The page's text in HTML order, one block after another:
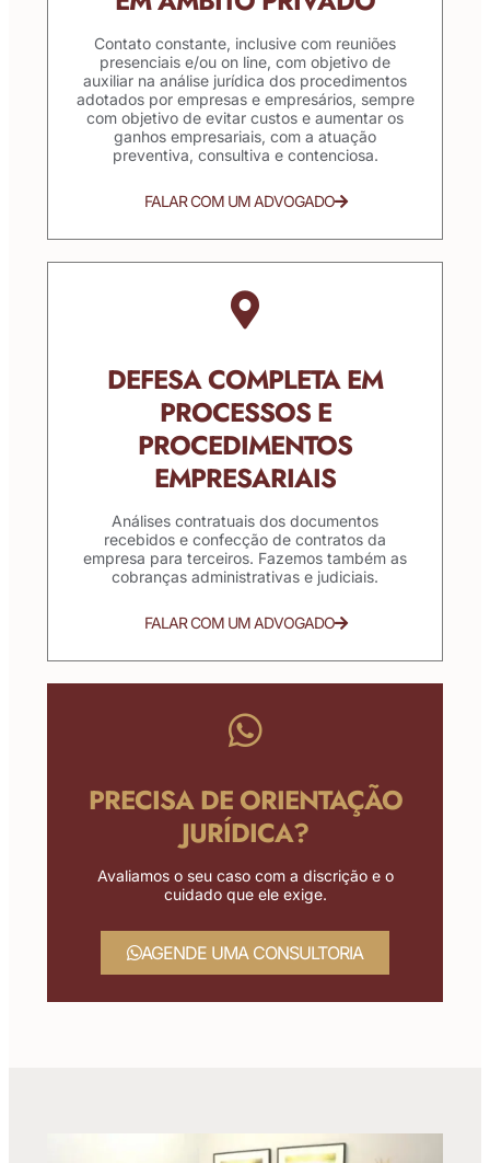
Contato constante, inclusive com reuniões
presenciais e/ou on line, com objetivo de
auxiliar na análise jurídica dos procedimentos
adotados por empresas e empresários, sempre
com objetivo de evitar custos e aumentar os
ganhos empresariais, com a atuação
preventiva, consultiva e contenciosa.
FALAR COM UM ADVOGADO
DEFESA COMPLETA EM
PROCESSOS E
PROCEDIMENTOS
EMPRESARIAIS
Análises contratuais dos documentos
recebidos e confecção de contratos da
empresa para terceiros. Fazemos também as
cobranças administrativas e judiciais.
FALAR COM UM ADVOGADO
PRECISA DE ORIENTAÇÃO
JURÍDICA?
Avaliamos o seu caso com a discrição e o
cuidado que ele exige.
AGENDE UMA CONSULTORIA